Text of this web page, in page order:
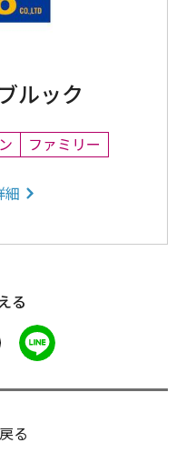
ルック
ファミリー
細
る
る